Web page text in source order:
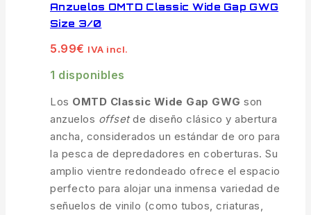
Anzuelos OMTD Classic Wide Gap GWG
Size 3/0
5.99€ IVA incl.
1 disponibles
Los OMTD Classic Wide Gap GWG son
anzuelos offsetde diseño clásico y abertura
ancha, considerados un estándar de oro para
la pesca de depredadores en coberturas. Su
amplio vientre redondeado ofrece el espacio
perfecto para alojar una inmensa variedad de
señuelos de vinilo (como tubos, criaturas,